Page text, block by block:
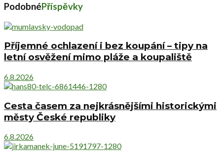
PodobnéPříspěvky
Příjemné ochlazení i bez koupání – tipy na
letní osvěžení mimo pláže a koupaliště
6.8.2026
Cesta časem za nejkrásnějšími historickými
městy České republiky
6.8.2026